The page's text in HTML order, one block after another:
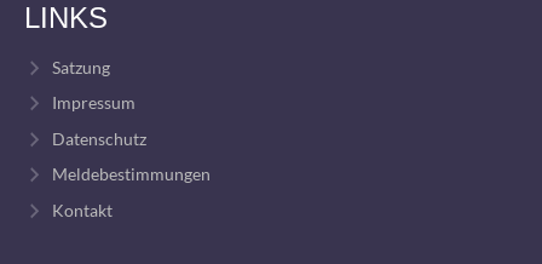
LINKS
Satzung
Impressum
Datenschutz
Meldebestimmungen
Kontakt